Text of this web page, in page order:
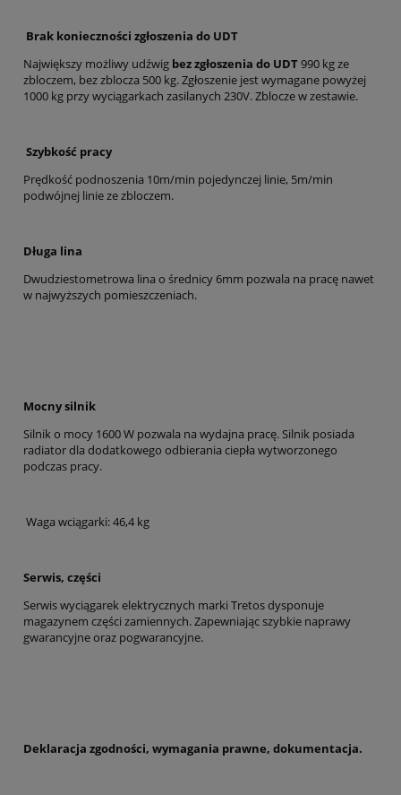
Brak konieczności zgłoszenia do UDT
Największy możliwy udźwig bez zgłoszenia do UDT990 kg ze
zbloczem, bez zblocza 500 kg. Zgłoszenie jest wymagane powyżej
1000 kg przy wyciągarkach zasilanych 230V. Zblocze w zestawie.
Szybkość pracy
Prędkość podnoszenia 10m/min pojedynczej linie, 5m/min
podwójnej linie ze zbloczem.
Długa lina
Dwudziestometrowa lina o średnicy 6mm pozwala na pracę nawet
w najwyższych pomieszczeniach.
Mocny silnik
Silnik o mocy 1600 W pozwala na wydajna pracę. Silnik posiada
radiator dla dodatkowego odbierania ciepła wytworzonego
podczas pracy.
Waga wciągarki: 46,4 kg
Serwis, części
Serwis wyciągarek elektrycznych marki Tretos dysponuje
magazynem części zamiennych. Zapewniając szybkie naprawy
gwarancyjne oraz pogwarancyjne.
Deklaracja zgodności, wymagania prawne, dokumentacja.